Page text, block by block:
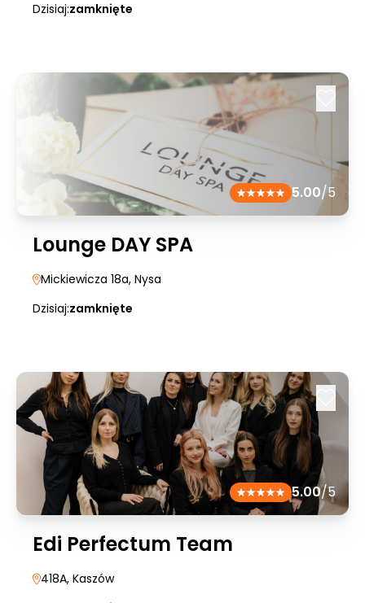
Dzisiaj:zamknięte
5.00/5
Lounge DAY SPA
Mickiewicza 18a, Nysa
Dzisiaj:zamknięte
5.00/5
Edi Perfectum Team
418A, Kaszów